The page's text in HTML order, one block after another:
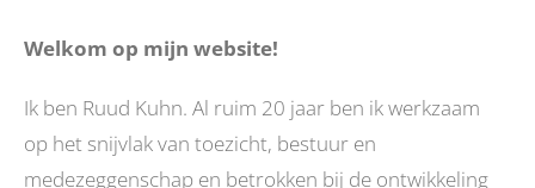
Welkom op mijn website!
Ik ben Ruud Kuhn. Al ruim 20 jaar ben ik werkzaam
op het snijvlak van toezicht, bestuur en
medezeggenschap en betrokken bij de ontwikkeling